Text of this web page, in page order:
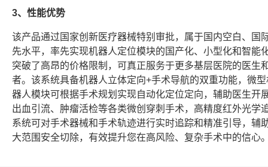
3、性能优势
该产品通过国家创新医疗器械特别审批，属于国内空白、国
先水平，率先实现机器人定位模块的国产化、小型化和智能
突破了高昂的价格限制，可真正服务于更多基层医院的医生
者。该系统具备机器人立体定向+手术导航的双重功能，微型
器人模块可根据手术规划实现自动化定位定向，辅助医生开
出血引流、肿瘤活检等各类微创穿刺手术，高精度红外光学
系统可对手术器械和手术轨迹进行实时追踪和精准引导，辅
大范围安全切除，有效提升您在高风险、复杂手术中的信心